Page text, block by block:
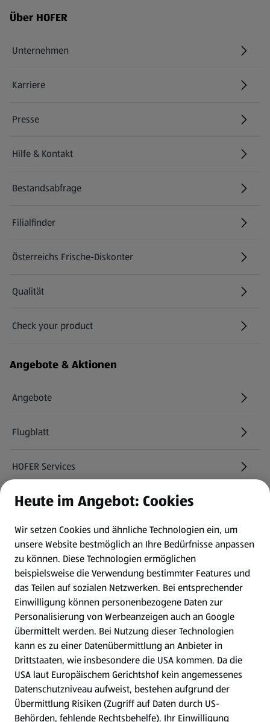
Fußzeilenmenü - weitere Links
Über HOFER
Unternehmen
Karriere
(öffnet in einem neuen Tab)
Presse
Hilfe & Kontakt
(öffnet in einem neuen Tab)
Bestandsabfrage
(öffnet in einem neuen Tab)
Filialfinder
Österreichs Frische-Diskonter
Qualität
Check your product
(öffnet in einem neuen Tab)
Angebote & Aktionen
Angebote
Flugblatt
HOFER Services
Newsletter
WhatsApp
Gewinnspiele
Mein HOFER. Meine Einkäufe.
Meine Meinung. Mein HOFER.
Gutscheingroßbestellung
(öffnet in einem neuen Tab)
Folge uns hier:
Heute im Angebot: Cookies
Wir setzen Cookies und ähnliche Technologien ein, um
unsere Website bestmöglich an Ihre Bedürfnisse anpassen
zu können. Diese Technologien ermöglichen
beispielsweise die Verwendung bestimmter Features und
das Teilen auf sozialen Netzwerken. Bei entsprechender
Einwilligung können personenbezogene Daten zur
Personalisierung von Werbeanzeigen auch an Google
übermittelt werden. Bei Nutzung dieser Technologien
kann es zu einer Datenübermittlung an Anbieter in
Drittstaaten, wie insbesondere die USA kommen. Da die
USA laut Europäischem Gerichtshof kein angemessenes
Datenschutzniveau aufweist, bestehen aufgrund der
Übermittlung Risiken (Zugriff auf Daten durch US-
Behörden, fehlende Rechtsbehelfe). Ihr Einwilligung